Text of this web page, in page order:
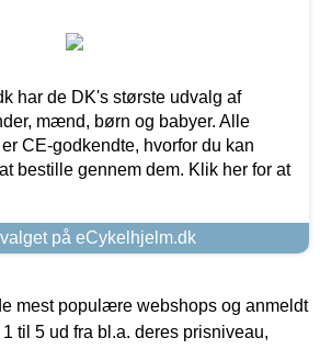
har de DK's største udvalg af
mænd, børn og babyer. Alle
CE-godkendte, hvorfor du kan
bestille gennem dem. Klik her for at
på eCykelhjelm.dk
mest populære webshops og anmeldt
til 5 ud fra bl.a. deres prisniveau,